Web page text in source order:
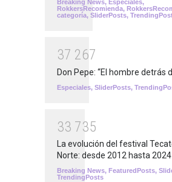
Breaking News, Especiales,
RokkersRecomienda,
categoría, SliderPosts,
37 267
Don Pepe: “El hombre detrás
Especiales, SliderPosts,
33 735
La evolución del festival
Norte: desde 2012 hasta 2024
Breaking News, FeaturedPosts,
TrendingPosts